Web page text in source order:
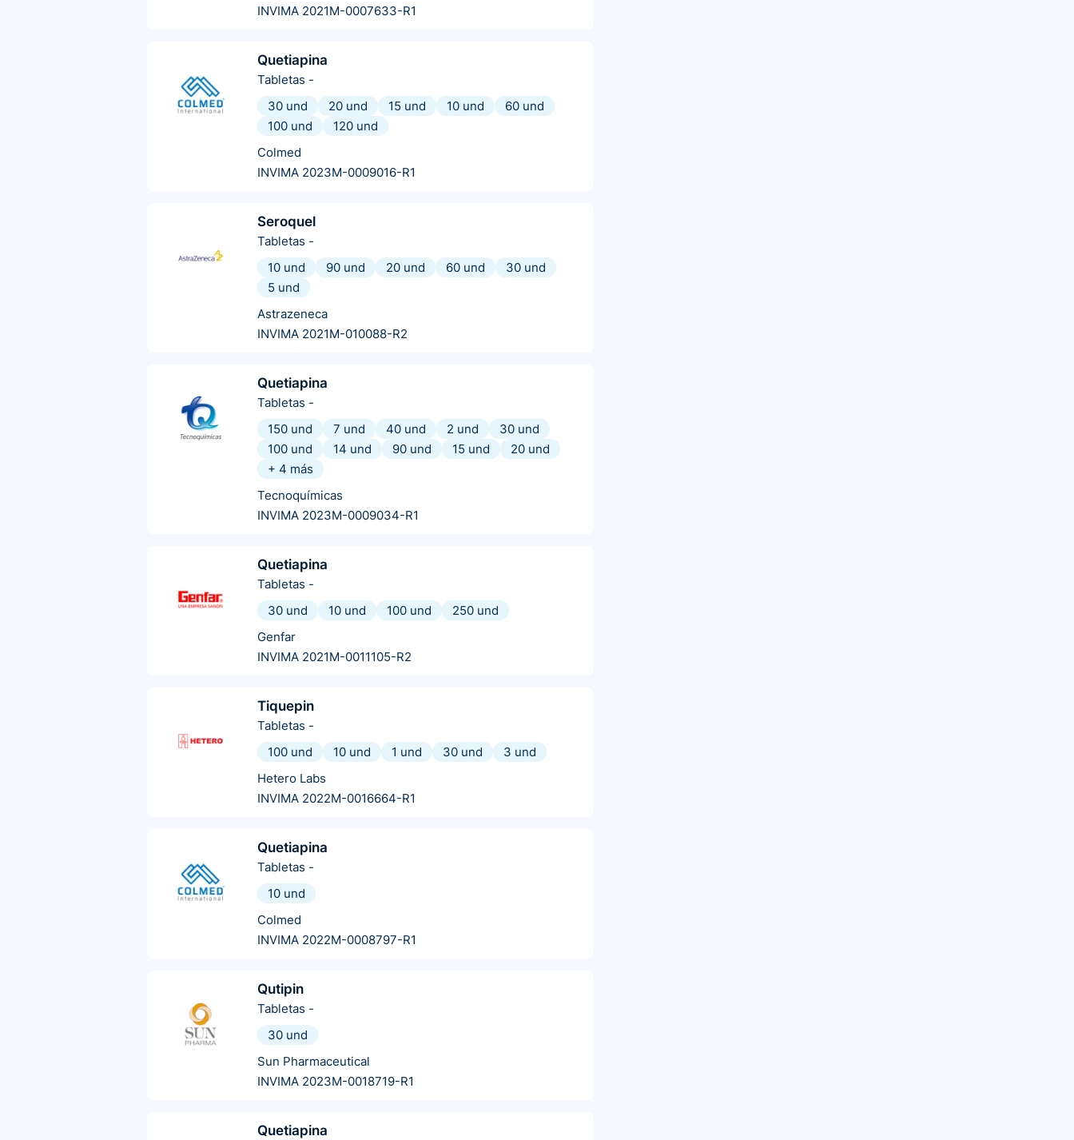
INVIMA 2021M-0007633-R1
Quetiapina
Tabletas -
30 und
20 und 15 und 10 und
60 und
100 und
120 und
Colmed
INVIMA 2023M-0009016-R1
Seroquel
Tabletas -
10 und
90 und 20 und 60 und
30 und
5 und
Astrazeneca
INVIMA 2021M-010088-R2
Quetiapina
Tabletas -
150 und
7 und 40 und 2 und
30 und
100 und
14 und 90 und 15 und
20 und
+ 4 más
Tecnoquímicas
INVIMA 2023M-0009034-R1
Quetiapina
Tabletas -
30 und
10 und 100 und
250 und
Genfar
INVIMA 2021M-0011105-R2
Tiquepin
Tabletas -
100 und
10 und 1 und 30 und
3 und
Hetero Labs
INVIMA 2022M-0016664-R1
Quetiapina
Tabletas -
10 und
Colmed
INVIMA 2022M-0008797-R1
Qutipin
Tabletas -
30 und
Sun Pharmaceutical
INVIMA 2023M-0018719-R1
Quetiapina